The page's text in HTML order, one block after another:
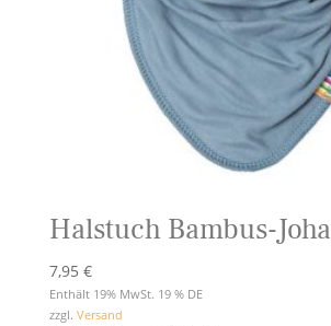
Halstuch Bambus-Joha
7,95 €
Enthält 19% MwSt. 19 % DE
zzgl. Versand